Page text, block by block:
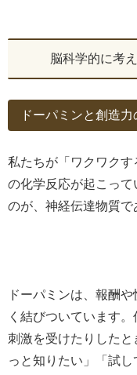
脳科学的に考
ドーパミンと創造力
私たちが「ワクワク
の化学反応が起こっ
のが、神経伝達物質で
ドーパミンは、報酬
く結びついています
刺激を受けたりした
っと知りたい」「試